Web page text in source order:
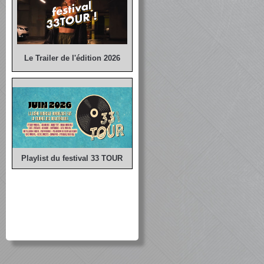
Le Trailer de l'édition 2026
Playlist du festival 33 TOUR